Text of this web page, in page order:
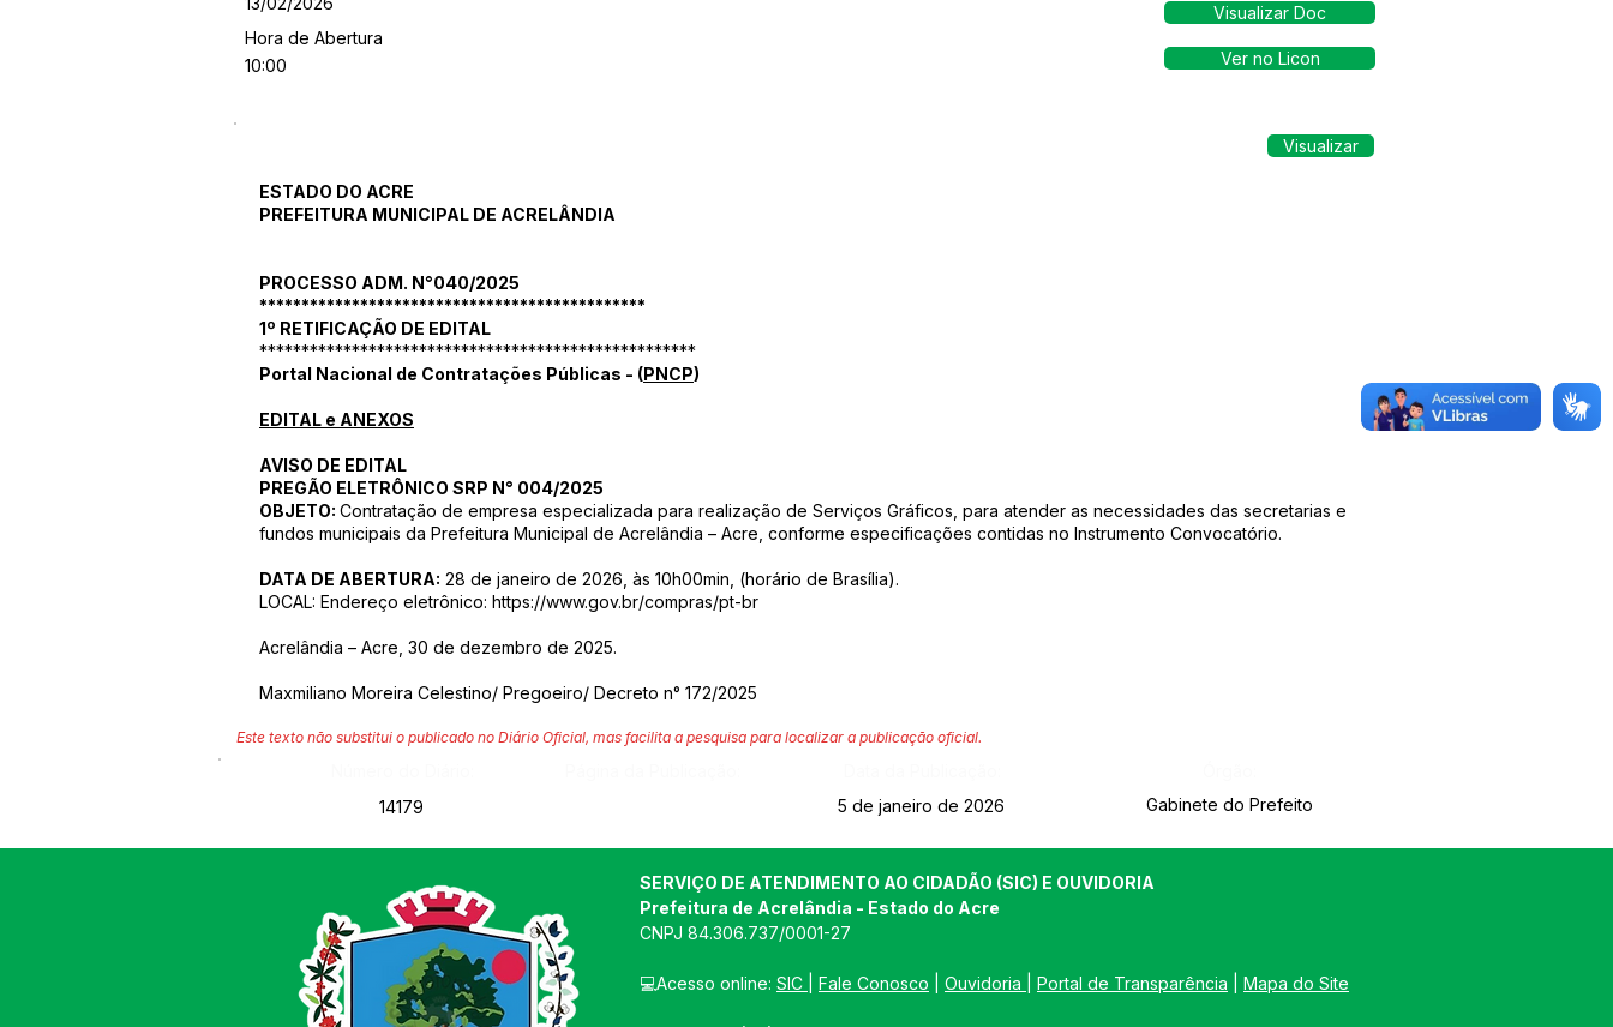
Hora de Abertura
10:00
Visualizar Doc
Ver no Licon
Visualizar
ESTADO DO ACRE
PREFEITURA MUNICIPAL DE ACRELÂNDIA
PROCESSO ADM. N°040/2025
**********************************************
1º RETIFICAÇÃO DE EDITAL
****************************************************
Portal Nacional de Contratações Públicas - (PNCP)
EDITAL e ANEXOS
AVISO DE EDITAL
PREGÃO ELETRÔNICO SRP N° 004/2025
OBJETO: Contratação de empresa especializada para realização de Serviços Gráficos, para atender as necessidades das secretarias e
fundos municipais da Prefeitura Municipal de Acrelândia – Acre, conforme especificações contidas no Instrumento Convocatório.
DATA DE ABERTURA: 28 de janeiro de 2026, às 10h00min, (horário de Brasília).
LOCAL: Endereço eletrônico: https://www.gov.br/compras/pt-br
Acrelândia – Acre, 30 de dezembro de 2025.
Maxmiliano Moreira Celestino/ Pregoeiro/ Decreto n° 172/2025
Este texto não substitui o publicado no Diário Oficial, mas facilita a pesquisa para localizar a publicação oficial.
14179
5 de janeiro de 2026 Gabinete do Prefeito
SERVIÇO DE ATENDIMENTO AO CIDADÃO (SIC) E OUVIDORIA
Prefeitura de Acrelândia - Estado do Acre
CNPJ 84.306.737/0001-27
💻Acesso online: SIC Fale Conosco Ouvidoria Portal de Transparência Mapa do Site